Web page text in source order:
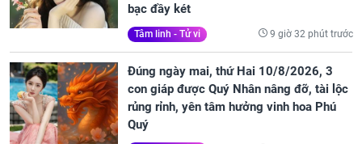
bạc đầy két
Tâm linh - Tử vi 9 giờ 32 phút trước
Đúng ngày mai, thứ Hai 10/8/2026, 3
con giáp được Quý Nhân nâng đỡ, tài lộc
rủng rỉnh, yên tâm hưởng vinh hoa Phú
Quý